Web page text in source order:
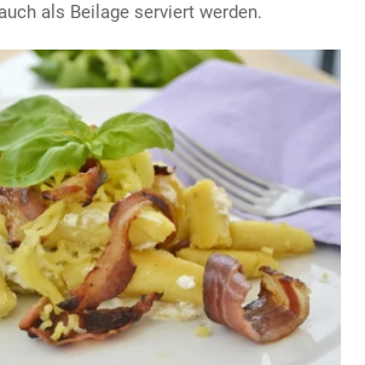
als Beilage serviert werden.